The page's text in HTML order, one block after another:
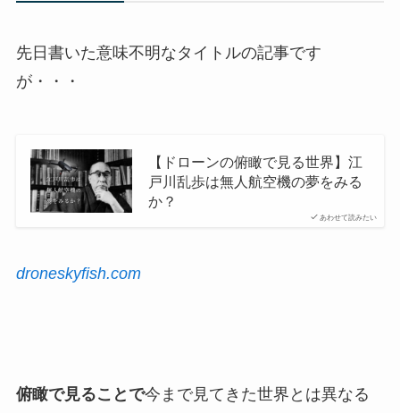
先日書いた意味不明なタイトルの記事です
が・・・
あわせて読みたい
【ドローンの俯瞰で見る世界】江
戸川乱歩は無人航空機の夢をみる
か？
droneskyfish.com
俯瞰で見ることで今まで見てきた世界とは異なる